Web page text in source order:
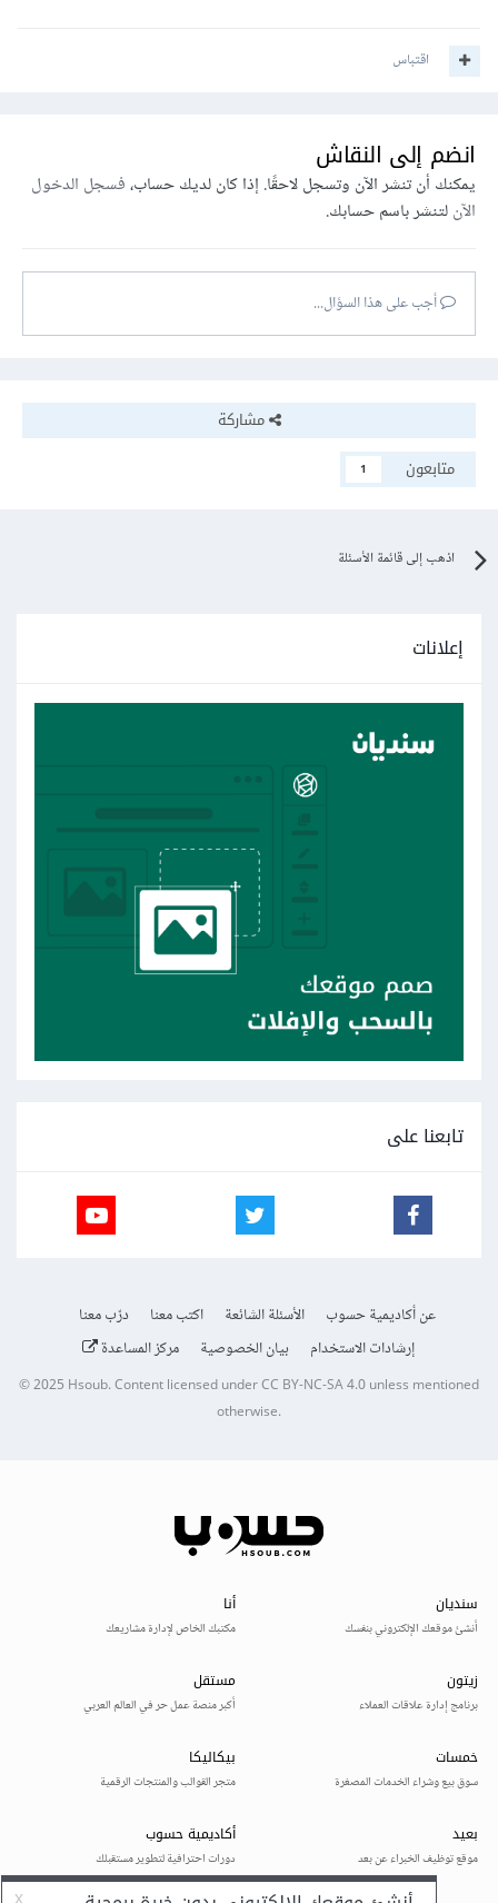
و لكن لو هذا ما ترغب فيه لماذا تستخدم قوائم متداخلة؟ أما بالنسبة
مرتبة) بينما العنصر ul قائمة غير مرتبة ( إسم العنصر إختصار لكلمة
يستخدم شكل دائري أو اي شكل أخر غير مرقم.
ملاحظة : المقصود بالترتيب الترقيم.
اقتباس
انضم إلى النقاش
يمكنك أن تنشر الآن وتسجل لاحقًا. إذا كان لديك حساب،فسجل الدخول
الآنلتنشر باسم حسابك.
أجب على هذا السؤال...
مشاركة
متابعون
1
اذهب إلى قائمة الأسئلة
إعلانات
تابعنا على
عن أكاديمية حسوب الأسئلة الشائعة اكتب معنا
درّب معنا
إرشادات الاستخدام
بيان الخصوصية مركز المساعدة
© 2025Hsoub.Content licensed underCC BY-NC-SA 4.0unless mentioned
otherwise.